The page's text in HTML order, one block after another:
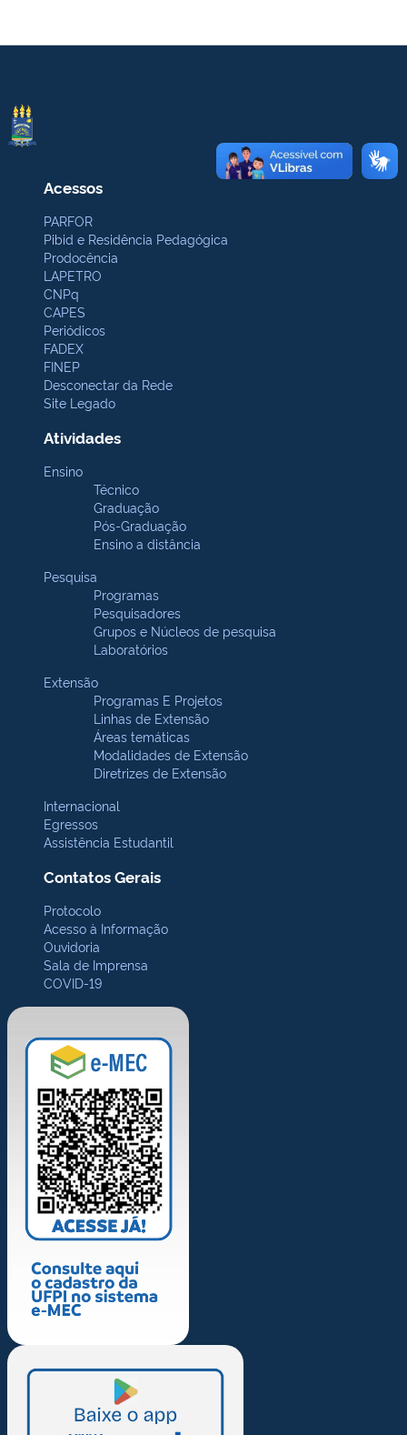
Acessos
PARFOR
Pibid e Residência Pedagógica
Prodocência
LAPETRO
CNPq
CAPES
Periódicos
FADEX
FINEP
Desconectar da Rede
Site Legado
Atividades
Ensino
Técnico
Graduação
Pós-Graduação
Ensino a distância
Pesquisa
Programas
Pesquisadores
Grupos e Núcleos de pesquisa
Laboratórios
Extensão
Programas E Projetos
Linhas de Extensão
Áreas temáticas
Modalidades de Extensão
Diretrizes de Extensão
Internacional
Egressos
Assistência Estudantil
Contatos Gerais
Protocolo
Acesso à Informação
Ouvidoria
Sala de Imprensa
COVID-19